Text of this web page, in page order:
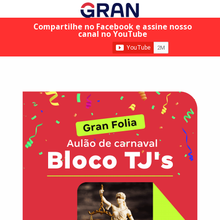
Compartilhe no Facebook e assine nosso
canal no YouTube